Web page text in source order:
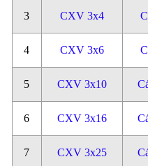
3 CXV 3x4
4 CXV 3x6
5 CXV 3x10
6 CXV 3x16
7 CXV 3x25